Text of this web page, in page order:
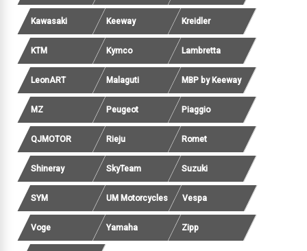
Kawasaki Keeway Kreidler
KTM Kymco Lambretta
LeonART Malaguti MBP by Keeway
MZ Peugeot Piaggio
QJMOTOR Rieju Romet
Shineray SkyTeam Suzuki
SYM UM Motorcycles Vespa
Voge Yamaha Zipp